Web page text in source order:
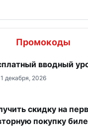
Промокоды
вводный
декабря, 2026
скидку на
покупку